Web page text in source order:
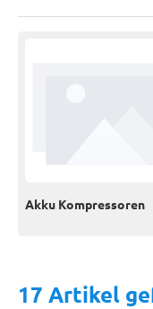
Akku Kompressoren
17 Artikel